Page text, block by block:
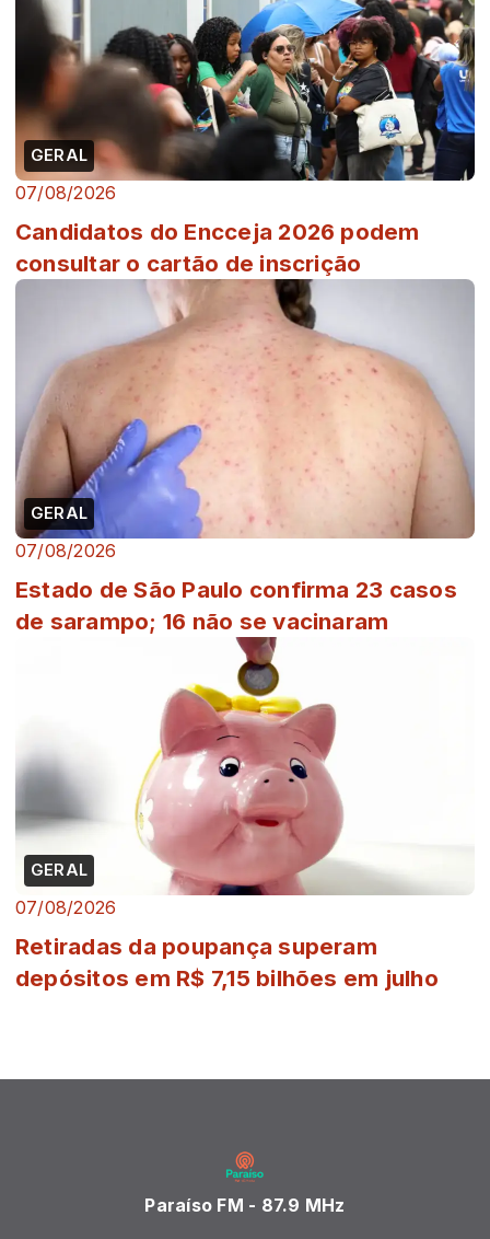
GERAL
07/08/2026
Candidatos do Encceja 2026 podem
consultar o cartão de inscrição
GERAL
07/08/2026
Estado de São Paulo confirma 23 casos
de sarampo; 16 não se vacinaram
GERAL
07/08/2026
Retiradas da poupança superam
depósitos em R$ 7,15 bilhões em julho
Paraíso FM - 87.9 MHz